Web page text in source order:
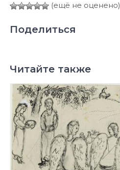
(ещё не оценено)
Поделиться
Читайте также